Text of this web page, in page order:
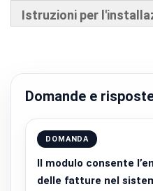
Istruzioni per
Domande e
DOMANDA
Il modulo consente
delle fatture nel